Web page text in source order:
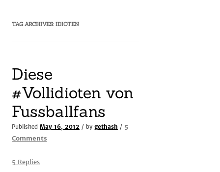
TAG ARCHIVES: IDIOTEN
Diese
#Vollidioten von
Fussballfans
Published May 16, 2012 / by gethash / 5
Comments
5 Replies